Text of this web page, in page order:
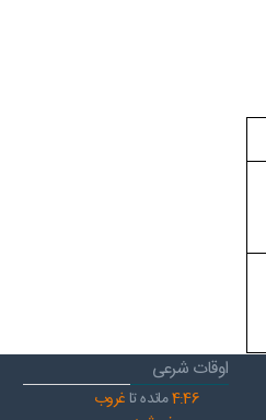
اوقات شرعی
4:46 مانده تاغروب